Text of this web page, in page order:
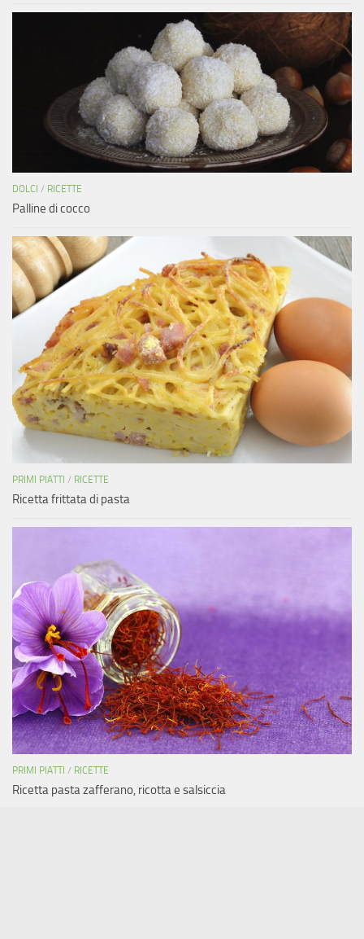
DOLCI / RICETTE
Palline di cocco
PRIMI PIATTI / RICETTE
Ricetta frittata di pasta
PRIMI PIATTI / RICETTE
Ricetta pasta zafferano, ricotta e salsiccia